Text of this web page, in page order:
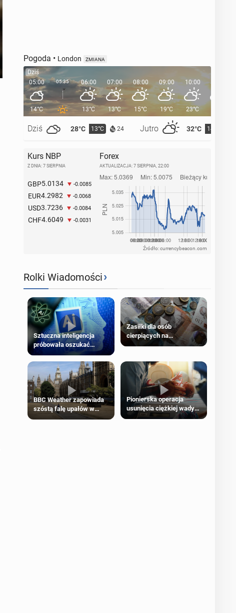
Pogoda • London ZMIANA
Dziś
05:00
14°C
Dziś 28°C 13°C 24 Jutro 32°C 14°C
05:35 06:00
13°C
07:00
13°C
08:00
15°C
09:00
19°C
10:00
23°C
11:00
Kurs NBP
Z DNIA: 7 SIERPNIA
GBP5.0134 -0.0085
EUR4.2982 -0.0068
USD3.7236 -0.0084
CHF4.6049 -0.0031
Forex
AKTUALIZACJA: 7 SIERPNIA, 22:00
Źródło: currencybeacon.com
Rolki Wiadomości›
Sztuczna inteligencja
próbowała oszukać
człowieka
Zasiłki dla osób
cierpiących na
schorzenia psychiczne
BBC Weather zapowiada
szóstą falę upałów w
Londynie
Pionierska operacja
usunięcia ciężkiej wady
wrodzonej płodu w łonie